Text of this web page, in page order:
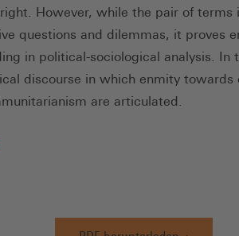
However, while the pair of terms
questions and dilemmas, it proves
in political-sociological analysis. In
discourse in which enmity towards
are articulated.